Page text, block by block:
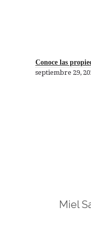
Conoce las
septiembre 29,
Miel